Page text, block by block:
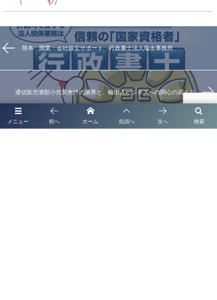
熊本 開業・会社設立サポート 行政書士法人塩永事務所
通信販売酒類小売業免許の限界と、輸出入ビジネスへの関心の高まり
メニュー 検索
前へ ホーム 先頭へ 次へ